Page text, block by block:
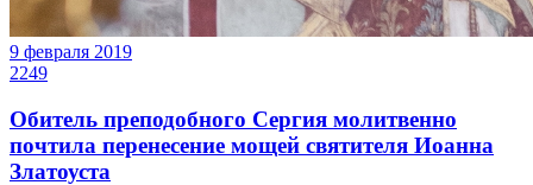
9 февраля 2019
2249
Обитель преподобного Сергия молитвенно
почтила перенесение мощей святителя Иоанна
Златоуста